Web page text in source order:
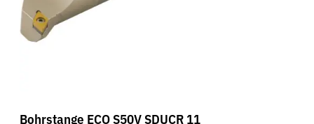
Bohrstange ECO S50V SDUCR 11